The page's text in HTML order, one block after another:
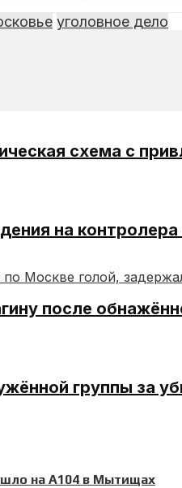
уголовное дело
схема с
на контролера
после
группы за
на А104 в Мытищах